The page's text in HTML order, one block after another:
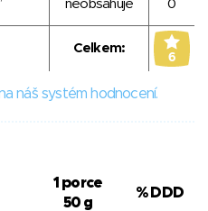
neobsahuje 0
Celkem:
6
náš systém hodnocení.
1 porce
50 g
% DDD